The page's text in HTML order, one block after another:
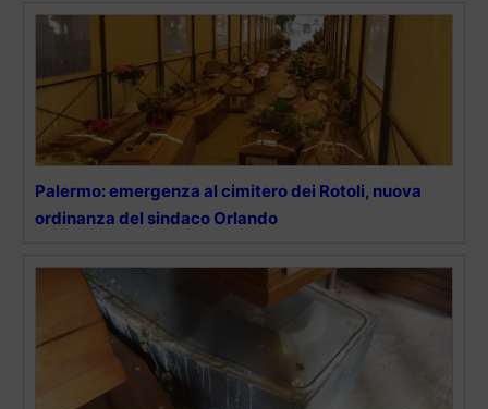
Palermo: emergenza al cimitero dei Rotoli, nuova
ordinanza del sindaco Orlando